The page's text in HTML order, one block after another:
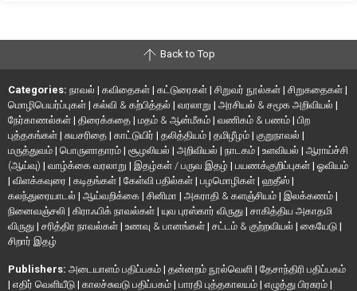
Back to Top
Categories: நாவல் | கவிதைகள் | கட்டுரைகள் | சிறுவர் நூல்கள் | சிறுகதைகள் |
மொழிபெயர்ப்புகள் | கல்வி & கற்பித்தல் | வரலாறு | அரசியல் & சமூக அறிவியல் |
நேர்காணல்கள் | திரைக்கதை | மதம் & ஆன்மீகம் | வணிகம் & பணம் | பிற
புத்தகங்கள் | சுயசரிதை | காட்டுயிர் | தலித்தியம் | தமிழீழம் | குறுநாவல் |
மருத்துவம் | பொருளாதாரம் | சூழலியல் | அறிவியல் | நாடகம் | உளவியல் | ஆராய்ச்சி
(ஆய்வு) | வாழ்க்கை வரலாறு | இதழ்கள் / பருவ இதழ் | பயணக்குறிப்புகள் | ஓவியம்
| விளக்கவுரை | கடிதங்கள் | கேள்வி பதில்கள் | பழமொழிகள் | ஹதீஸ் |
கலந்துரையாடல் | ஆய்வறிக்கை | சினிமா | அகராதி & களஞ்சியம் | இலக்கணம் |
நினைவஞ்சலி | கிராஃபிக் நாவல்கள் | யுவ புரஸ்கார் விருது | சாகித்திய அகாதமி
விருது | சரித்திர நாவல்கள் | உணவு & பானங்கள் | சட்டம் & குற்றவியல் | கையேடு |
சிறார் இதழ்
Publishers: அடையாளம் பதிப்பகம் | தன்னறம் நூல்வெளி | தேசாந்திரி பதிப்பகம்
| எதிர் வெளியீடு | காலச்சுவடு பதிப்பகம் | பாரதி புத்தகாலயம் | எழுத்து பிரசுரம் |